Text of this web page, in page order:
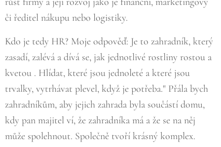
či ředitel nákupu nebo logistiky.
Kdo je tedy HR? Moje odpověď: Je to zahradník, který
zasadí, zalévá a dívá se, jak jednotlivé rostliny rostou a
kvetou . Hlídat, které jsou jednoleté a které jsou
trvalky, vytrhávat plevel, když je potřeba." Přála bych
zahradníkům, aby jejich zahrada byla součástí domu,
kdy pan majitel ví, že zahradníka má a že se na něj
může spolehnout. Společně tvoří krásný komplex.